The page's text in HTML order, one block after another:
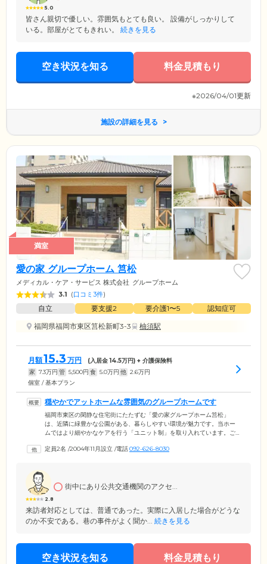
5.0
皆さん親切で優しい。雰囲気もとても良い。 設備がしっかりして
いる。部屋がとてもきれい。
続きを見る
空き状況を知る 料金見積もり
※2026/04/01更新
施設の詳細を見る
満室
愛の家 グループホーム 筥松
メディカル・ケア・サービス 株式会社 グループホーム
3.1 (口コミ3件)
自立 要支援2 要介護1〜5
認知症可
福岡県福岡市東区筥松新町3-3
柚須駅
月額15.3 万円 (入居金14.5万円) + 介護保険料
家 7.3万円 管 5,500円 食 5.0万円 他 2.6万円
個室 / 基本プラン
穏やかでアットホームな雰囲気のグループホームです
福岡市東区の閑静な住宅街にたたずむ「愛の家グループホーム筥松」
は、近隣に緑豊かな公園がある、暮らしやすい環境が魅力です。当ホー
ムではより細やかなケアを行う「ユニット制」を取り入れています。ご
配置。ご入居者様お一人おひとりの気持ちに寄り添いながら日常生活の
悩みがあれば、いつでもお気軽にご相談ください。
定員2名 /2004年11月設立 /電話092-626-8030
2.8
街中にあり公共交通機関のアクセ...
来訪者対応としては、普通であった。実際に入居した場合がどうな
のか不安である。巷の事件がよく聞か... 続きを見る
空き状況を知る 料金見積もり